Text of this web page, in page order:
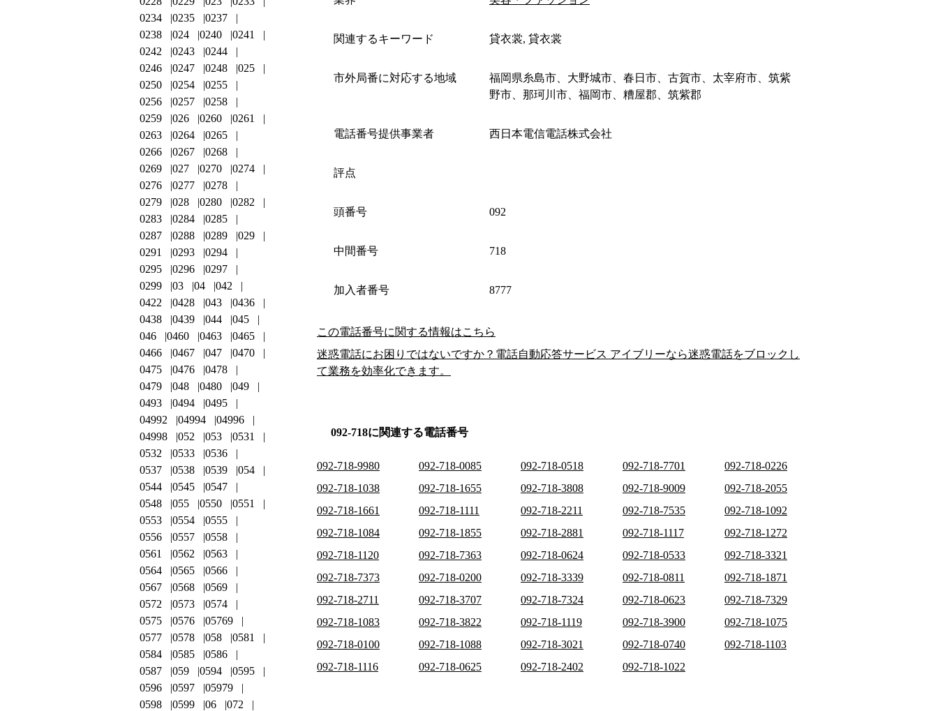
関連するキーワード 貸衣裳, 貸衣裳
市外局番に対応する地域
福岡県糸島市、大野城市、春日市、古賀市、太宰府市、筑紫
野市、那珂川市、福岡市、糟屋郡、筑紫郡
電話番号提供事業者 西日本電信電話株式会社
評点
頭番号 092
中間番号 718
加入者番号 8777
この電話番号に関する情報はこちら
迷惑電話にお困りではないですか？電話自動応答サービス アイブリーなら迷惑電話をブロックし
て業務を効率化できます。
092-718に関連する電話番号
092-718-9980 092-718-0085 092-718-0518 092-718-7701
092-718-0226
092-718-1038
092-718-1655 092-718-3808 092-718-9009
092-718-2055
092-718-1661
092-718-1111 092-718-2211 092-718-7535
092-718-1092
092-718-1084
092-718-1855 092-718-2881 092-718-1117
092-718-1272
092-718-1120
092-718-7363 092-718-0624 092-718-0533
092-718-3321
092-718-7373
092-718-0200 092-718-3339 092-718-0811
092-718-1871
092-718-2711
092-718-3707 092-718-7324 092-718-0623
092-718-7329
092-718-1083
092-718-3822 092-718-1119 092-718-3900
092-718-1075
092-718-0100
092-718-1088 092-718-3021 092-718-0740
092-718-1103
092-718-1116
092-718-0625 092-718-2402 092-718-1022
0234
0235
0237
0238
024 0240
0241
0242
0243
0244
0246
0247 0248
025
0250
0254
0255
0256
0257
0258
0259
026 0260
0261
0263
0264
0265
0266
0267
0268
0269
027 0270
0274
0276
0277
0278
0279
028 0280
0282
0283
0284
0285
0287
0288 0289
029
0291
0293
0294
0295
0296
0297
0299
03 04
042
0422
0428 043
0436
0438
0439 044
045
046
0460 0463
0465
0466
0467 047
0470
0475
0476
0478
0479
048 0480
049
0493
0494
0495
04992
04994
04996
04998
052 053
0531
0532
0533
0536
0537
0538 0539
054
0544
0545
0547
0548
055 0550
0551
0553
0554
0555
0556
0557
0558
0561
0562
0563
0564
0565
0566
0567
0568
0569
0572
0573
0574
0575
0576
05769
0577
0578 058
0581
0584
0585
0586
0587
059 0594
0595
0596
0597
05979
0598
0599 06
072